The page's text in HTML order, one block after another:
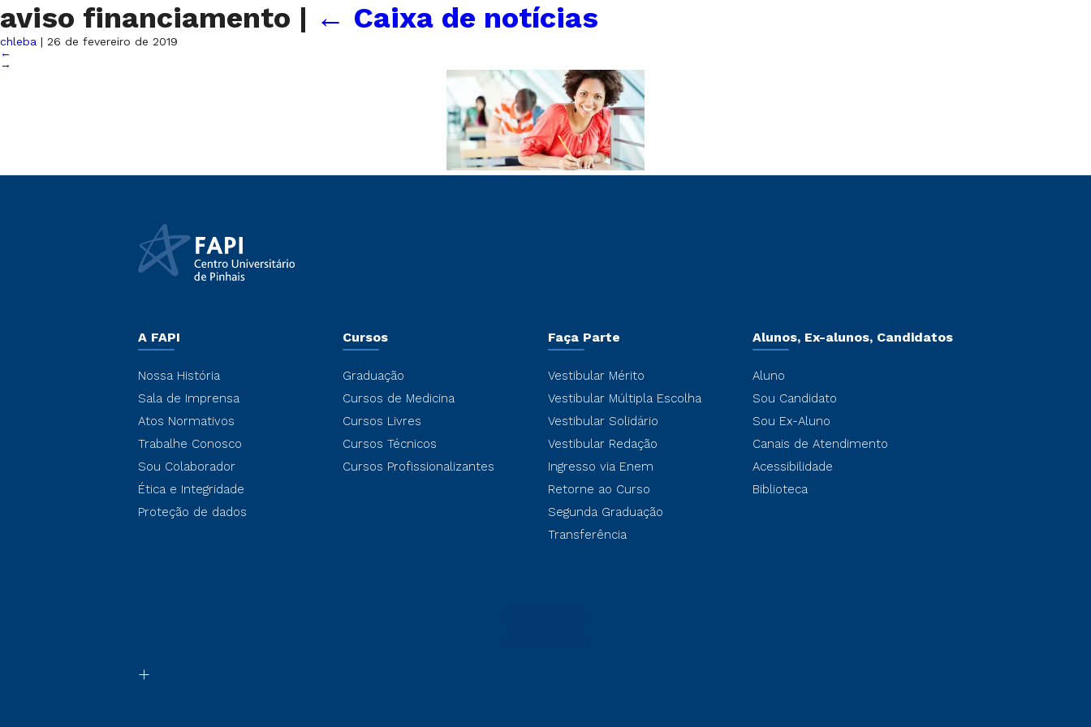
aviso financiamento | ← Caixa de notícias
chleba | 26 de fevereiro de 2019
←
→
A FAPI
Nossa História
Sala de Imprensa
Atos Normativos
Trabalhe Conosco
Sou Colaborador
Ética e Integridade
Proteção de dados
Cursos
Graduação
Cursos de Medicina
Cursos Livres
Cursos Técnicos
Cursos Profissionalizantes
Faça Parte
Vestibular Mérito
Vestibular Múltipla Escolha
Vestibular Solidário
Vestibular Redação
Ingresso via Enem
Retorne ao Curso
Segunda Graduação
Transferência
Alunos, Ex-alunos, Candidatos
Aluno
Sou Candidato
Sou Ex-Aluno
Canais de Atendimento
Acessibilidade
Biblioteca